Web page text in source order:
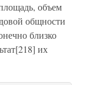
объем
общности
близко
их